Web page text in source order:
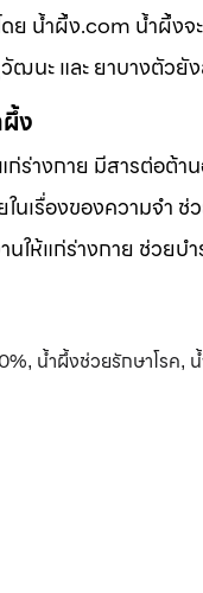
ดย น้ำผึ้ง.com น้ำผึ้
ฒนะ และ ยาบางตัว
ง
ร่างกาย มีสารต่อต้
เรื่องของความจำ
ให้แก่ร่างกาย ช่วยบ
, น้ำผึ้งช่วยรักษาโรค,